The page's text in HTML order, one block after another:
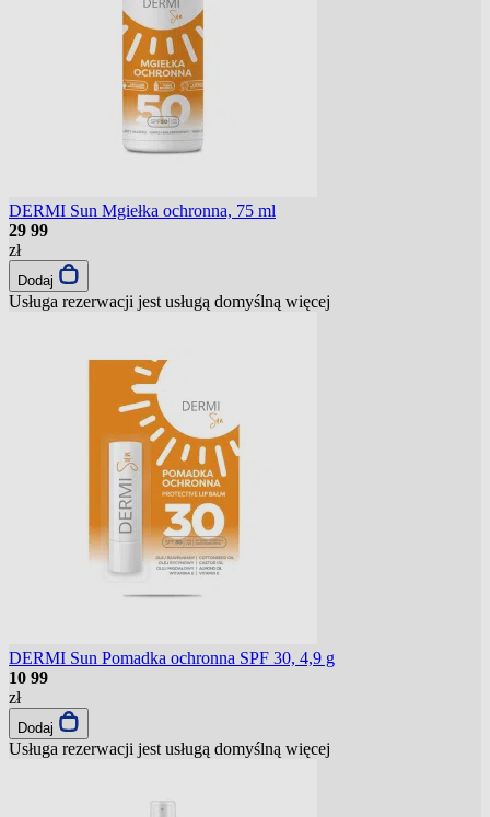
DERMI Sun Mgiełka ochronna, 75 ml
29 99
zł
Dodaj
Usługa rezerwacji jest usługą domyślną więcej
DERMI Sun Pomadka ochronna SPF 30, 4,9 g
10 99
zł
Dodaj
Usługa rezerwacji jest usługą domyślną więcej